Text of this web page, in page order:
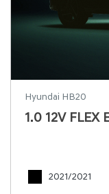
Hyundai HB20
1.0 12V FLEX
2021/2021